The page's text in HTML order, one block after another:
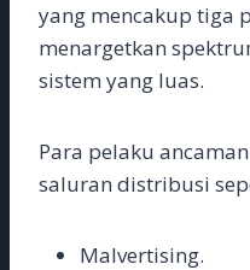
yang mencakup tiga
menargetkan
sistem yang luas.
Para pelaku
saluran distribusi
Malvertising.